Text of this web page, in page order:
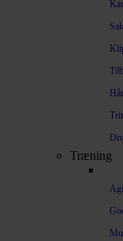
Træning